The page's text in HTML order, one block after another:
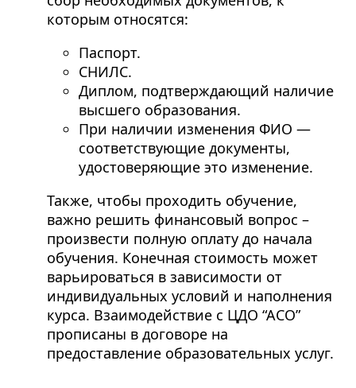
которым относятся:
Паспорт.
СНИЛС.
Диплом, подтверждающий наличие
высшего образования.
При наличии изменения ФИО —
соответствующие документы,
удостоверяющие это изменение.
Также, чтобы проходить обучение,
важно решить финансовый вопрос –
произвести полную оплату до начала
обучения. Конечная стоимость может
варьироваться в зависимости от
индивидуальных условий и наполнения
курса. Взаимодействие с ЦДО “АСО”
прописаны в договоре на
предоставление образовательных услуг.